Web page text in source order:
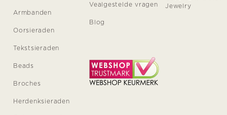
Armbanden
Oorsieraden
Tekstsieraden
Beads
Broches
Herdenksieraden
Vealgestelde vragen
Blog
Jewelry